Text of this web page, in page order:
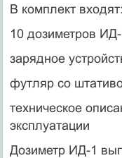
В комплект входят:
10 дозиметров
зарядное
футляр со
техническое
эксплуатации
Дозиметр ИД-1